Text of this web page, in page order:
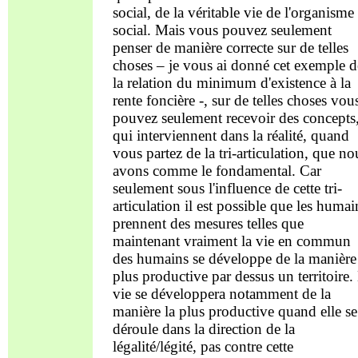
social, de la véritable vie de l'organisme
social. Mais vous pouvez seulement
penser de manière correcte sur de telles
choses – je vous ai donné cet exemple
la relation du minimum d'existence à la
rente foncière -, sur de telles choses
pouvez seulement recevoir des
qui interviennent dans la réalité, quand
vous partez de la tri-articulation, que
avons comme le fondamental. Car
seulement sous l'influence de cette tri-
articulation il est possible que les
prennent des mesures telles que
maintenant vraiment la vie en commun
des humains se développe de la
plus productive par dessus un territoire.
vie se développera notamment de la
manière la plus productive quand elle se
déroule dans la direction de la
légalité/légité, pas contre cette